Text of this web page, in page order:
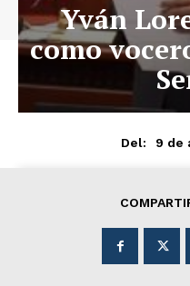
Yván
como
Del: 9 de